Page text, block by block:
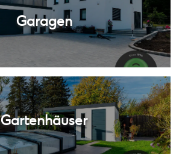
Garagen
Gartenhäuser